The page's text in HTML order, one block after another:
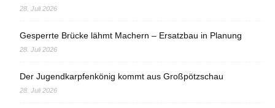
28. Juli 2026
Gesperrte Brücke lähmt Machern – Ersatzbau in Planung
28. Juli 2026
Der Jugendkarpfenkönig kommt aus Großpötzschau
28. Juli 2026